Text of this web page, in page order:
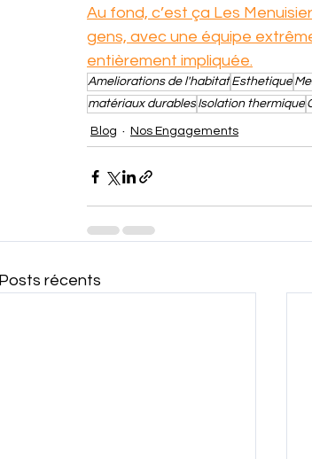
Au fond, c’est ça Les
gens, avec une équipe
entièrement impliquée.
Ameliorations de l'habitat Esthetique
matériaux durables Isolation thermique
Blog Nos Engagements
Posts récents